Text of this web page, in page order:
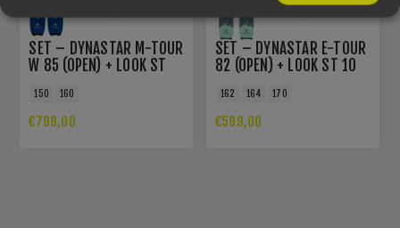
SET – DYNASTAR M-TOUR
W 85 (OPEN) + LOOK ST
PELLE
150 160
€799,00
SET – DYNASTAR E-TOUR
82 (OPEN) + LOOK ST 10
PELLE
162 164 170
€599,00